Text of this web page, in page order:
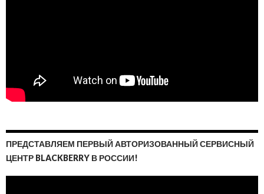
ПРЕДСТАВЛЯЕМ ПЕРВЫЙ АВТОРИЗОВАННЫЙ СЕРВИСНЫЙ
ЦЕНТР BLACKBERRY В РОССИИ!